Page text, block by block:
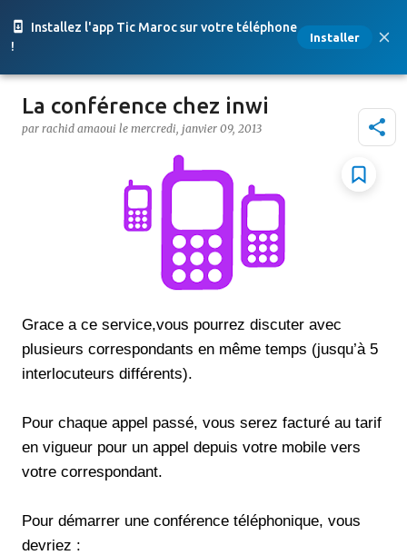
Installez l'app Tic Maroc sur votre téléphone
!
Installer
Accéder au contenu principal
La conférence chez inwi
par rachid amaoui le mercredi, janvier 09, 2013
Grace a ce service,vous pourrez discuter avec
plusieurs correspondants en même temps (jusqu’à 5
interlocuteurs différents).
Pour chaque appel passé, vous serez facturé au tarif
en vigueur pour un appel depuis votre mobile vers
votre correspondant.
Pour démarrer une conférence téléphonique, vous
devriez :